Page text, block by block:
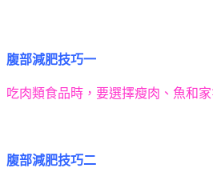
腹部減肥技巧一
吃肉類食品時，要選擇瘦肉、魚和
腹部減肥技巧二